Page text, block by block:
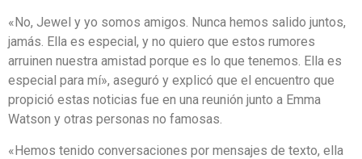
«No, Jewel y yo somos amigos. Nunca hemos salido juntos,
jamás. Ella es especial, y no quiero que estos rumores
arruinen nuestra amistad porque es lo que tenemos. Ella es
especial para mí», aseguró y explicó que el encuentro que
propició estas noticias fue en una reunión junto a Emma
Watson y otras personas no famosas.
«Hemos tenido conversaciones por mensajes de texto, ella